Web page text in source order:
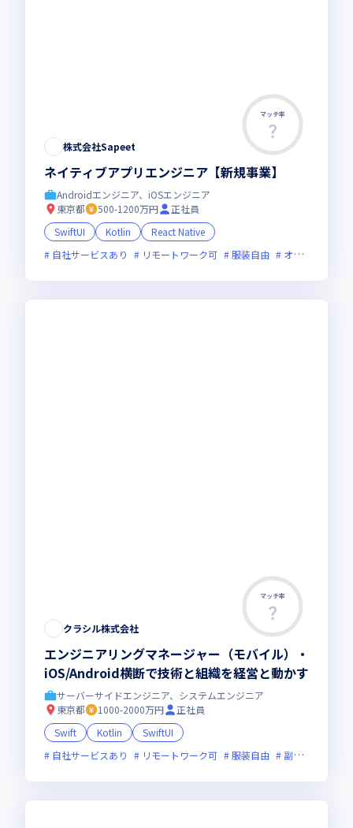
マッチ率
株式会社Sapeet
ネイティブアプリエンジニア【新規事業】
Androidエンジニア、iOSエンジニア
東京都
500-1200万円
正社員
SwiftUI
Kotlin
React Native
自社サービスあり
リモートワーク可 服装自由 オンライン選考可
マッチ率
クラシル株式会社
エンジニアリングマネージャー（モバイル）・
iOS/Android横断で技術と組織を経営と動かす
サーバーサイドエンジニア、システムエンジニア
東京都
1000-2000万円
正社員
Swift
Kotlin
SwiftUI
自社サービスあり
リモートワーク可 服装自由 副業可